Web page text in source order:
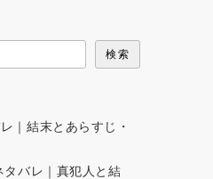
検索
｜結末とあらすじ・
バレ｜真犯人と結